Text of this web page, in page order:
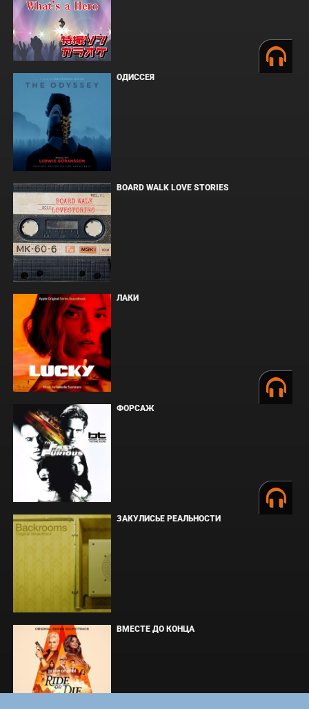
ОДИССЕЯ
BOARD WALK LOVE STORIES
ЛАКИ
ФОРСАЖ
ЗАКУЛИСЬЕ РЕАЛЬНОСТИ
ВМЕСТЕ ДО КОНЦА